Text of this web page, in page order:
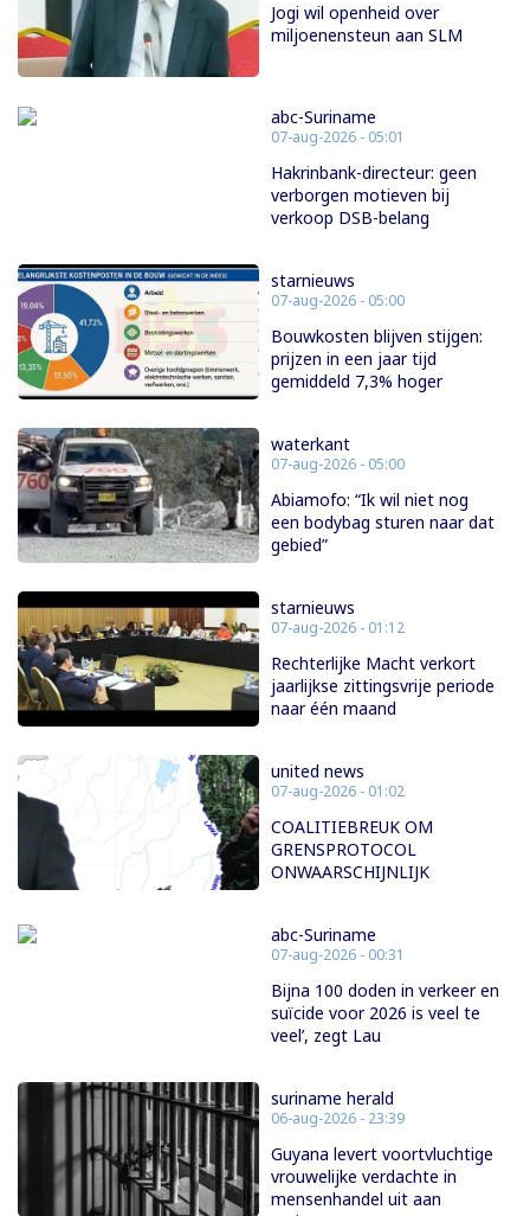
Jogi wil openheid over
miljoenensteun aan SLM
abc-Suriname
07-aug-2026 - 05:01
Hakrinbank-directeur: geen
verborgen motieven bij
verkoop DSB-belang
starnieuws
07-aug-2026 - 05:00
Bouwkosten blijven stijgen:
prijzen in een jaar tijd
gemiddeld 7,3% hoger
waterkant
07-aug-2026 - 05:00
Abiamofo: “Ik wil niet nog
een bodybag sturen naar dat
gebied”
starnieuws
07-aug-2026 - 01:12
Rechterlijke Macht verkort
jaarlijkse zittingsvrije periode
naar één maand
united news
07-aug-2026 - 01:02
COALITIEBREUK OM
GRENSPROTOCOL
ONWAARSCHIJNLIJK
abc-Suriname
07-aug-2026 - 00:31
Bijna 100 doden in verkeer en
suïcide voor 2026 is veel te
veel’, zegt Lau
suriname herald
06-aug-2026 - 23:39
Guyana levert voortvluchtige
vrouwelijke verdachte in
mensenhandel uit aan